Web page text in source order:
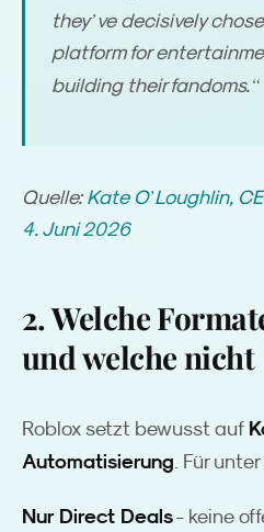
they’ve decisively
platform for
building their fandoms.“
Quelle:Kate O’Loughlin,
4. Juni 2026
2. Welche
und welche nicht
Roblox setzt bewusst auf
Automatisierung. Für
Nur Direct Deals- keine